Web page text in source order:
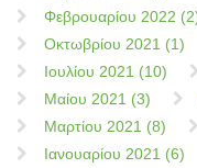
Φεβρουαρίου 2022
Οκτωβρίου 2021 (1)
Ιουλίου 2021 (10)
Μαίου 2021 (3)
Μαρτίου 2021 (8)
Ιανουαρίου 2021 (6)